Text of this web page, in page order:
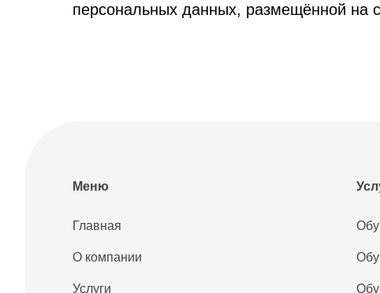
персональных данных, размещённой на
Меню
Главная
О компании
Услуги